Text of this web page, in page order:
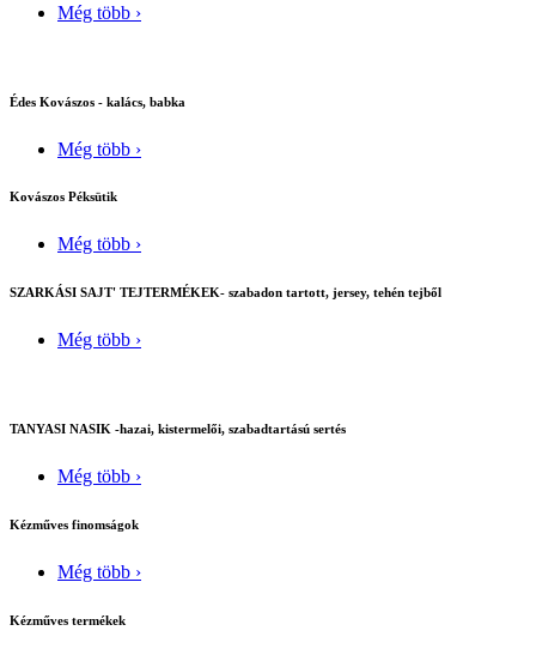
Még több ›
Édes Kovászos - kalács, babka
Még több ›
Kovászos Péksütik
Még több ›
SZARKÁSI SAJT' TEJTERMÉKEK- szabadon tartott, jersey, tehén tejből
Még több ›
TANYASI NASIK -hazai, kistermelői, szabadtartású sertés
Még több ›
Kézműves finomságok
Még több ›
Kézműves termékek